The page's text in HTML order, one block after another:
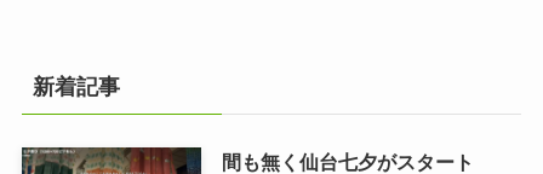
新着記事
間も無く仙台七夕がスタート